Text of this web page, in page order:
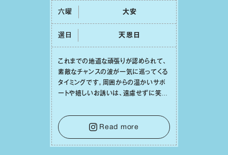
六曜 ⼤安
選日 天恩⽇
これまでの地道な頑張りが認められて、
素敵なチャンスの波が⼀気に巡ってくる
タイミングです。周囲からの温かいサポ
ートや嬉しいお誘いは、遠慮せずに笑顔
せになっていくイメージを持って⼀歩を
踏み出して。⼀⼈⼀⼈の良いところが混
ざり合い、ハッピーな未来が形作られて
いきます。
Read more